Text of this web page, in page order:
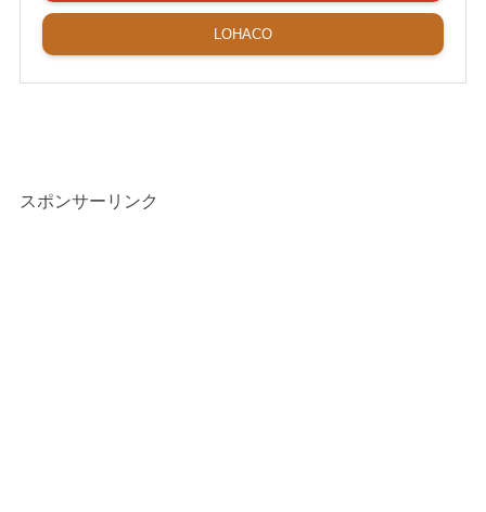
LOHACO
スポンサーリンク